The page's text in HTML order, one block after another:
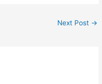
Next Post →